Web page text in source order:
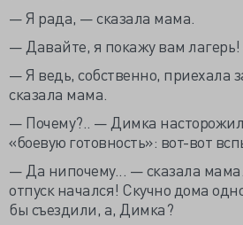
— Я рада, — сказала мама.
— Давайте, я покажу вам
— Я ведь, собственно, приехала
сказала мама.
— Почему?.. — Димка
«боевую готовность»: вот-вот
— Да нипочему... — сказала
отпуск начался! Скучно дома
бы съездили, а, Димка?